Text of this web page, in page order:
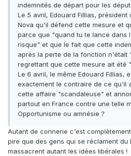
indemnités de départ pour les
Le 5 avril, Edouard Fillias, président
Nova qu'il défend cette mesure et
parce que "quand tu te lance dans
risque" et que le fait que cette
après la perte de la fonction n'était
regrettant que cette mesure ait été
Le 6 avril, le même Edouard Fillias,
exactement le contraire de ce qu'il
cette affaire "scandaleuse" et
partout en France contre une telle
Opportunisme ou amnésie ?
Autant de connerie c'est
pire que des gens qui se réclament du
massacrent autant les idées libérales !